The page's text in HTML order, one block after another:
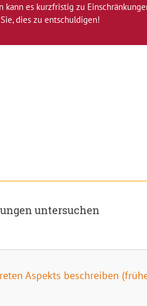
es kurzfristig zu
dies zu entschuldigen!
untersuchen
Aspekts beschreiben